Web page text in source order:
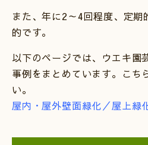
また、年に2～4回程度、定期
的です。
以下のページでは、ウエキ園
事例をまとめています。こち
い。
屋内・屋外壁面緑化／屋上緑